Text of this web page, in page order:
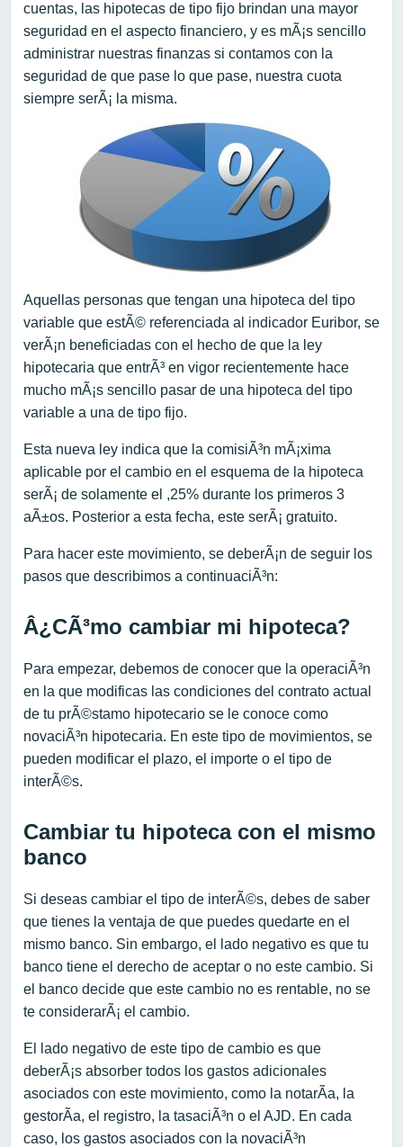
cuentas, las hipotecas de tipo fijo brindan una mayor
seguridad en el aspecto financiero, y es mÃ¡s sencillo
administrar nuestras finanzas si contamos con la
seguridad de que pase lo que pase, nuestra cuota
siempre serÃ¡ la misma.
Aquellas personas que tengan una hipoteca del tipo
variable que estÃ© referenciada al indicador Euribor, se
verÃ¡n beneficiadas con el hecho de que la ley
hipotecaria que entrÃ³ en vigor recientemente hace
mucho mÃ¡s sencillo pasar de una hipoteca del tipo
variable a una de tipo fijo.
Esta nueva ley indica que la comisiÃ³n mÃ¡xima
aplicable por el cambio en el esquema de la hipoteca
serÃ¡ de solamente el ,25% durante los primeros 3
aÃ±os. Posterior a esta fecha, este serÃ¡ gratuito.
Para hacer este movimiento, se deberÃ¡n de seguir los
pasos que describimos a continuaciÃ³n:
Â¿CÃ³mo cambiar mi hipoteca?
Para empezar, debemos de conocer que la operaciÃ³n
en la que modificas las condiciones del contrato actual
de tu prÃ©stamo hipotecario se le conoce como
novaciÃ³n hipotecaria. En este tipo de movimientos, se
pueden modificar el plazo, el importe o el tipo de
interÃ©s.
Cambiar tu hipoteca con el mismo
banco
Si deseas cambiar el tipo de interÃ©s, debes de saber
que tienes la ventaja de que puedes quedarte en el
mismo banco. Sin embargo, el lado negativo es que tu
banco tiene el derecho de aceptar o no este cambio. Si
el banco decide que este cambio no es rentable, no se
te considerarÃ¡ el cambio.
El lado negativo de este tipo de cambio es que
deberÃ¡s absorber todos los gastos adicionales
asociados con este movimiento, como la notarÃ­a, la
gestorÃ­a, el registro, la tasaciÃ³n o el AJD. En cada
caso, los gastos asociados con la novaciÃ³n